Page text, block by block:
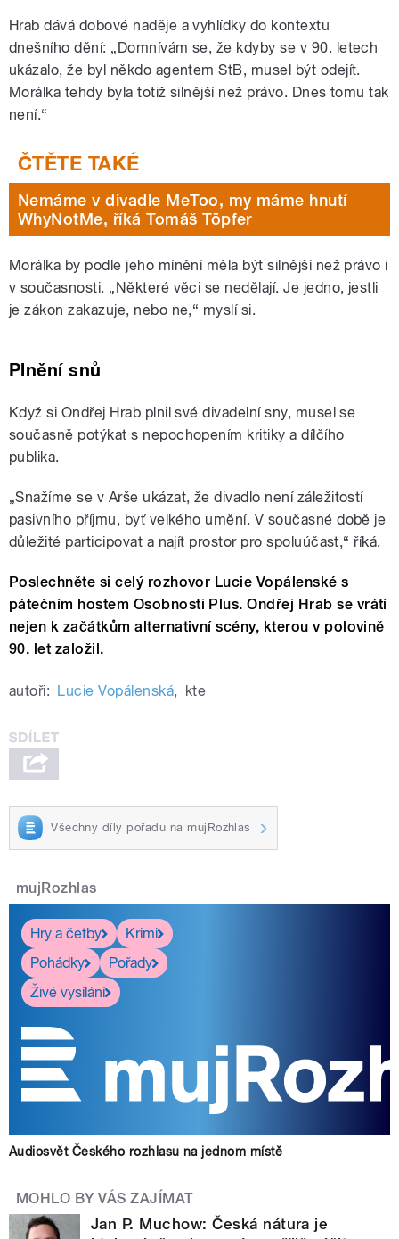
Hrab dává dobové naděje a vyhlídky do kontextu
dnešního dění: „Domnívám se, že kdyby se v 90. letech
ukázalo, že byl někdo agentem StB, musel být odejít.
Morálka tehdy byla totiž silnější než právo. Dnes tomu tak
není.“
Nemáme v divadle MeToo, my máme hnutí
WhyNotMe, říká Tomáš Töpfer
Morálka by podle jeho mínění měla být silnější než právo i
v současnosti. „Některé věci se nedělají. Je jedno, jestli
je zákon zakazuje, nebo ne,“ myslí si.
Plnění snů
Když si Ondřej Hrab plnil své divadelní sny, musel se
současně potýkat s nepochopením kritiky a dílčího
publika.
„Snažíme se v Arše ukázat, že divadlo není záležitostí
pasivního příjmu, byť velkého umění. V současné době je
důležité participovat a najít prostor pro spoluúčast,“ říká.
Poslechněte si celý rozhovor Lucie Vopálenské s
pátečním hostem Osobnosti Plus. Ondřej Hrab se vrátí
nejen k začátkům alternativní scény, kterou v polovině
90. let založil.
autoři: Lucie Vopálenská, kte
Všechny díly pořadu na mujRozhlas
mujRozhlas
Hry a četby
Krimi
Pohádky
Pořady
Živé vysílání
Audiosvět Českého rozhlasu na jednom místě
MOHLO BY VÁS ZAJÍMAT
Jan P. Muchow: Česká nátura je